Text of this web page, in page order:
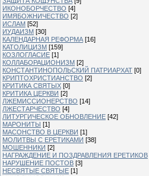
ИКОНОБОРЧЕСТВО [4]
ИМЯБОЖНИЧЕСТВО [2]
ИСЛАМ [52]
ИУДАИЗМ [30]
КАЛЕНДАРНАЯ РЕФОРМА [16]
КАТОЛИЦИЗМ [159]
КОЗЛОГЛАСИЕ [1]
КОЛЛАБОРАЦИОНИЗМ [2]
КОНСТАНТИНОПОЛЬСКИЙ ПАТРИАРХАТ [0]
КРИПТОХРИСТИАНСТВО [2]
КРИТИКА СВЯТЫХ [0]
КРИТИКА ЦЕРКВИ [2]
ЛЖЕМИССИОНЕРСТВО [14]
ЛЖЕСТАРЧЕСТВО [4]
ЛИТУРГИЧЕСКОЕ ОБНОВЛЕНИЕ [42]
МАРОНИТЫ [1]
МАСОНСТВО В ЦЕРКВИ [1]
МОЛИТВЫ С ЕРЕТИКАМИ [38]
МОШЕННИКИ [2]
НАГРАЖДЕНИЕ И ПОЗДРАВЛЕНИЯ ЕРЕТИКОВ
НАРУШЕНИЕ ПОСТОВ [3]
НЕСВЯТЫЕ СВЯТЫЕ [1]